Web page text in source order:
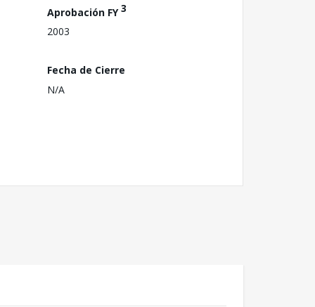
Aprobación FY3
2003
Fecha de Cierre
N/A